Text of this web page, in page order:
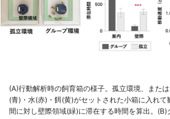
(A)行動解析時の飼育箱の様子。孤立環境、また
(青)・水(赤)・餌(黄)がセットされた小箱に入れ
間に対し壁際領域(緑)に滞在する時間を算出。